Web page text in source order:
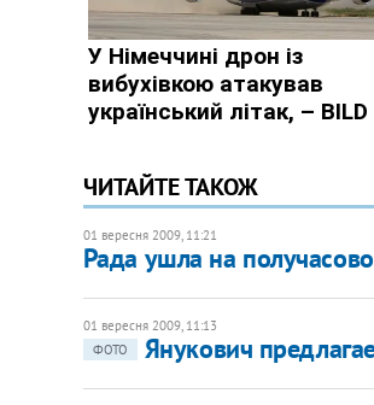
ЧИТАЙТЕ ТАКОЖ
01 вересня 2009, 11:21
Рада ушла на
01 вересня 2009, 11:13
ФОТО
Янукович